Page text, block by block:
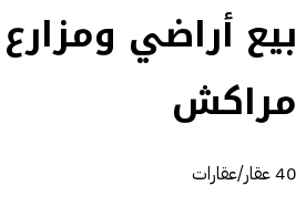
بيع أراضي
مراكش
40 عقار/عقارات